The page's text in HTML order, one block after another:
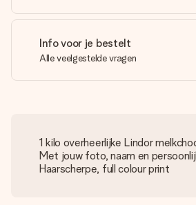
Info voor je bestelt
Alle veelgestelde vragen
1 kilo overheerlijke Lindor
Met jouw foto, naam en
Haarscherpe, full colour print